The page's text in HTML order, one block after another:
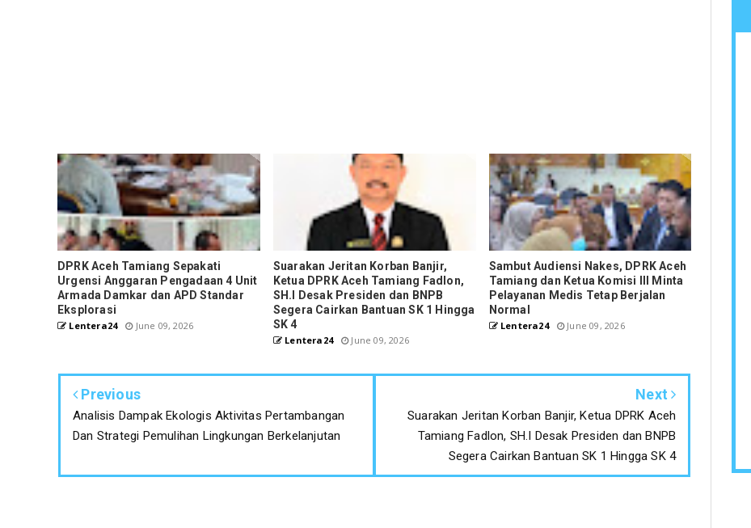
DPRK Aceh Tamiang Sepakati
Urgensi Anggaran Pengadaan 4 Unit
Armada Damkar dan APD Standar
Eksplorasi
Lentera24 June 09, 2026
Suarakan Jeritan Korban Banjir,
Ketua DPRK Aceh Tamiang Fadlon,
SH.I Desak Presiden dan BNPB
Segera Cairkan Bantuan SK 1 Hingga
SK 4
Lentera24 June 09, 2026
Sambut Audiensi Nakes, DPRK Aceh
Tamiang dan Ketua Komisi III Minta
Pelayanan Medis Tetap Berjalan
Normal
Lentera24 June 09, 2026
Previous
Analisis Dampak Ekologis Aktivitas Pertambangan
Dan Strategi Pemulihan Lingkungan Berkelanjutan
Next
Suarakan Jeritan Korban Banjir, Ketua DPRK Aceh
Tamiang Fadlon, SH.I Desak Presiden dan BNPB
Segera Cairkan Bantuan SK 1 Hingga SK 4